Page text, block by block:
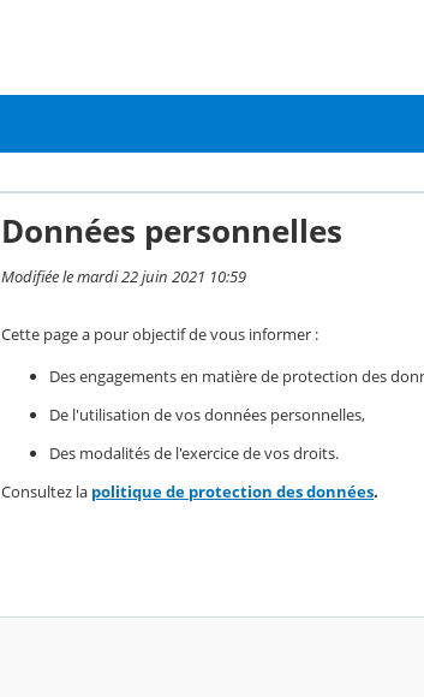
Données personnelles
Modifiée le mardi 22 juin 2021 10:59
Cette page a pour objectif de vous informer :
Des engagements en matière de protection des
De l'utilisation de vos données personnelles,
Des modalités de l'exercice de vos droits.
Consultez la politique de protection des données.